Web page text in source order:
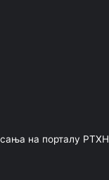
на порталу РТХН